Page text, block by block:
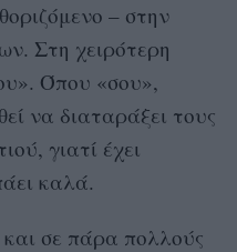
– στην
Στη χειρότερη
Όπου «σου»,
να διαταράξει τους
γιατί έχει
καλά.
σε πάρα πολλούς